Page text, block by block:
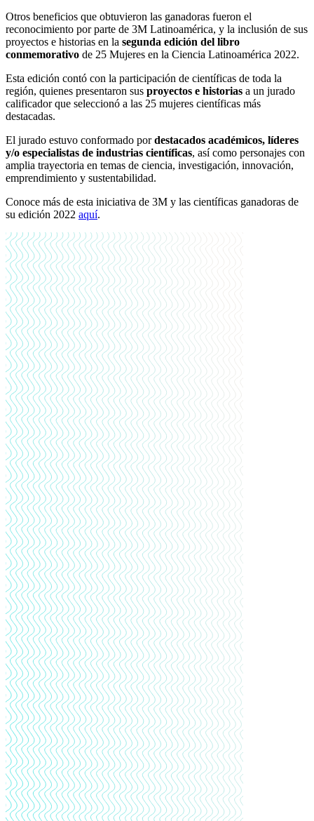
Otros beneficios que obtuvieron las ganadoras fueron el
reconocimiento por parte de 3M Latinoamérica, y la inclusión de sus
proyectos e historias en la segunda edición del libro
conmemorativo de 25 Mujeres en la Ciencia Latinoamérica 2022.
Esta edición contó con la participación de científicas de toda la
región, quienes presentaron sus proyectos e historias a un jurado
calificador que seleccionó a las 25 mujeres científicas más
destacadas.
El jurado estuvo conformado pordestacados académicos, líderes
y/o especialistas de industrias científicas, así como personajes con
amplia trayectoria en temas de ciencia, investigación, innovación,
emprendimiento y sustentabilidad.
Conoce más de esta iniciativa de 3M y las científicas ganadoras de
su edición 2022 aquí.